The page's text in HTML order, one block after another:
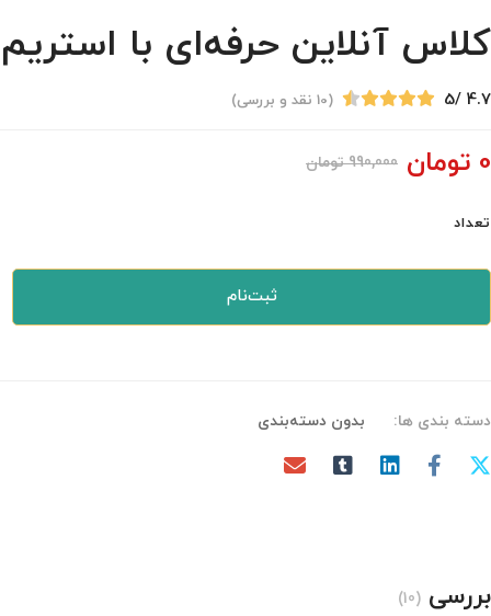
کلاس آنلاین حرفه‌ای با استریم
4.7
/5
(
10 نقد و بررسی)
0 تومان 990,000 تومان
تعداد
ثبت‌نام
دسته بندی ها: بدون دسته‌بندی
بررسی (10)